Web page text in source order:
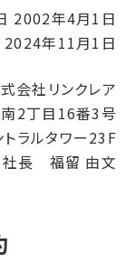
2002年4月1日
2024年11月1日
会社リンクレア
2丁目16番3号
ラルタワー23F
社長 福留 由文